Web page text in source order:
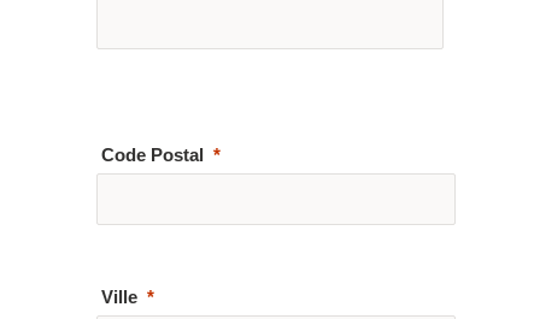
Code Postal
Ville